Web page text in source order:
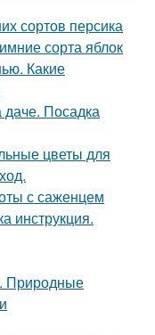
сортов персика
сорта яблок
Какие
даче. Посадка
цветы для
с саженцем
инструкция.
Природные